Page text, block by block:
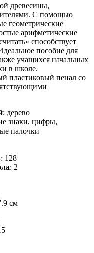
древесины,
С помощью
геометрические
арифметические
способствует
пособие для
учащихся начальных
в школе.
пластиковый пенал со
: дерево
знаки, цифры,
палочки
: 128
: 2
см